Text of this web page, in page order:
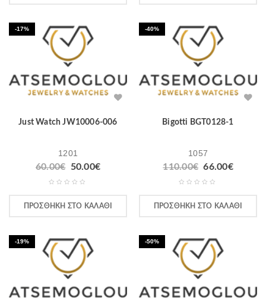
-17%
Just Watch JW10006-006
1201
60.00€
Original
price
60.00€.
50.00€
είναι:
ΠΡΟΣΘΉΚΗ ΣΤΟ ΚΑΛΆΘΙ
-40%
Bigotti BGT0128-1
1057
110.00€ Original
price
110.00€.
66.00€
είναι:
ΠΡΟΣΘΉΚΗ ΣΤΟ ΚΑΛΆΘΙ
-19% -50%